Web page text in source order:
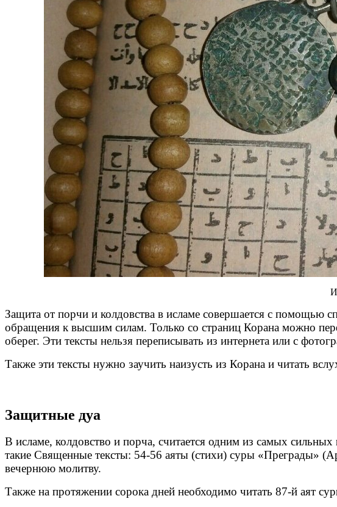
Защита от порчи и колдовства в исламе совершается с помощью
обращения к высшим силам. Только со страниц Корана можно
оберег. Эти тексты нельзя переписывать из интернета или с
Также эти тексты нужно заучить наизусть из Корана и читать
Защитные дуа
В исламе, колдовство и порча, считается одним из самых
такие Священные тексты: 54-56 аяты (стихи) суры «Преграды»
вечернюю молитву.
Также на протяжении сорока дней необходимо читать 87-й аят